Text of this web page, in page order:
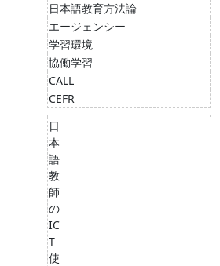
日本語教育方法論
エージェンシー
学習環境
協働学習
CALL
CEFR
日
本
語
教
師
の
IC
T
使